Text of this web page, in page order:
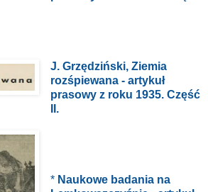
J. Grzędziński, Ziemia
rozśpiewana - artykuł
prasowy z roku 1935. Część
II.
* Naukowe badania na